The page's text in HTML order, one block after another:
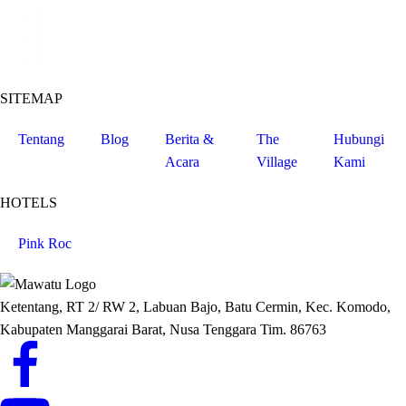
SITEMAP
Tentang Blog
Berita &
Acara
The
Village
Hubungi
Kami
HOTELS
Pink Roc
Ketentang, RT 2/ RW 2, Labuan Bajo, Batu Cermin, Kec. Komodo,
Kabupaten Manggarai Barat, Nusa Tenggara Tim. 86763